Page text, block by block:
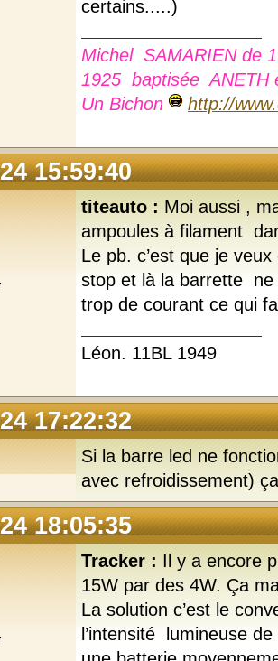
certains.....)
Michel SAMARIEN de
1925 baptisée ANETH
Un Bichon
http://
15:59:40
titeauto : Moi aussi ,
ampoules à filament
Le pb. c’est que je
stop et là la barrette ne
trop de courant ce qui
Léon. 11BL 1949
17:22:32
Si la barre led ne
avec refroidissement)
18:05:35
Tracker : Il y a encore
15W par des 4W. Ça
La solution c’est le
l’intensité lumineuse